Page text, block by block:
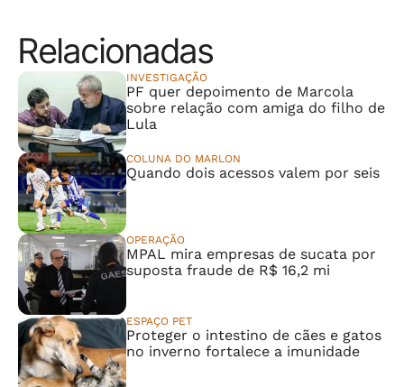
Relacionadas
INVESTIGAÇÃO
PF quer depoimento de Marcola
sobre relação com amiga do filho de
Lula
COLUNA DO MARLON
Quando dois acessos valem por seis
OPERAÇÃO
MPAL mira empresas de sucata por
suposta fraude de R$ 16,2 mi
ESPAÇO PET
Proteger o intestino de cães e gatos
no inverno fortalece a imunidade